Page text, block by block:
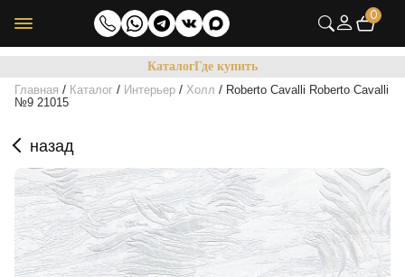
0
КаталогГде купить
Главная / Каталог / Интерьер / Холл / Roberto Cavalli Roberto Cavalli
№9 21015
назад